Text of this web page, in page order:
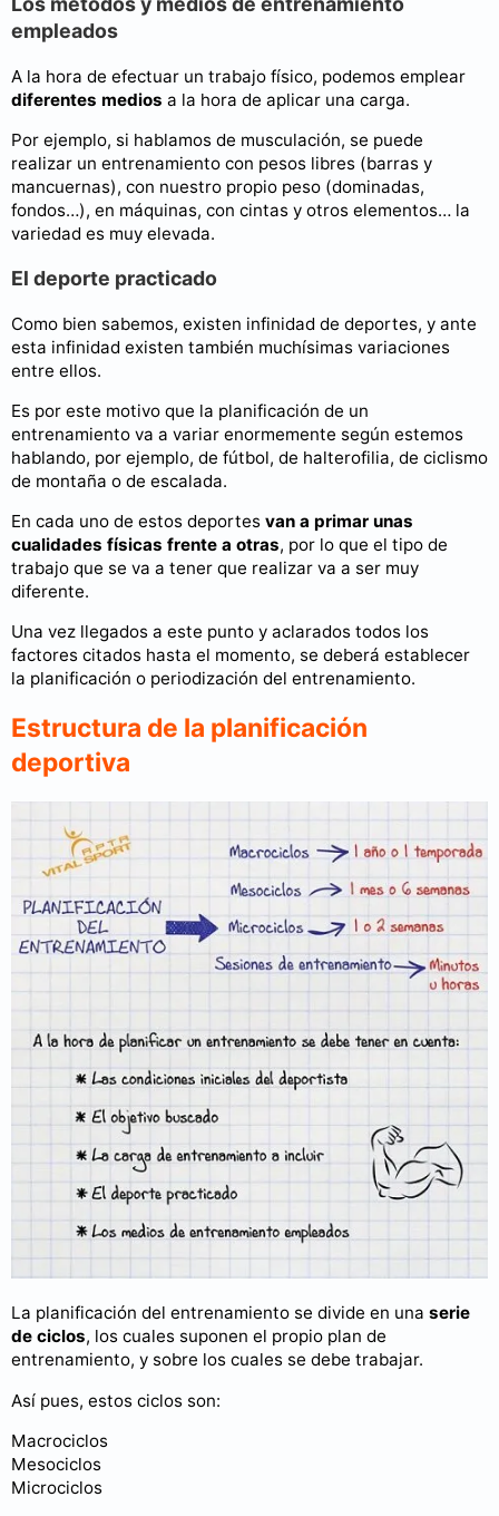
empleados
A la hora de efectuar un trabajo físico, podemos emplear
diferentes medios a la hora de aplicar una carga.
Por ejemplo, si hablamos de musculación, se puede
realizar un entrenamiento con pesos libres (barras y
mancuernas), con nuestro propio peso (dominadas,
fondos…), en máquinas, con cintas y otros elementos… la
variedad es muy elevada.
El deporte practicado
Como bien sabemos, existen infinidad de deportes, y ante
esta infinidad existen también muchísimas variaciones
entre ellos.
Es por este motivo que la planificación de un
entrenamiento va a variar enormemente según estemos
hablando, por ejemplo, de fútbol, de halterofilia, de ciclismo
de montaña o de escalada.
En cada uno de estos deportes van a primar unas
cualidades físicas frente a otras, por lo que el tipo de
trabajo que se va a tener que realizar va a ser muy
diferente.
Una vez llegados a este punto y aclarados todos los
factores citados hasta el momento, se deberá establecer
la planificación o periodización del entrenamiento.
Estructura de la planificación
deportiva
La planificación del entrenamiento se divide en una serie
de ciclos, los cuales suponen el propio plan de
entrenamiento, y sobre los cuales se debe trabajar.
Así pues, estos ciclos son:
Macrociclos
Mesociclos
Microciclos